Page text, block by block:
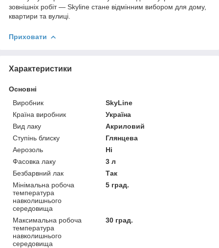
зовнішніх робіт — Skyline стане відмінним вибором для дому,
квартири та вулиці.
Приховати
Характеристики
Основні
Виробник
SkyLine
Країна виробник
Україна
Вид лаку
Акриловий
Ступінь блиску
Глянцева
Аерозоль
Ні
Фасовка лаку
3 л
Безбарвний лак
Так
Мінімальна робоча
температура
навколишнього
середовища
5 град.
Максимальна робоча
температура
навколишнього
середовища
30 град.